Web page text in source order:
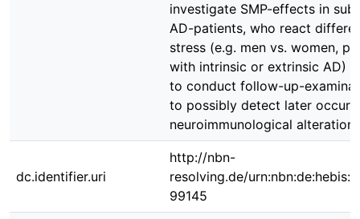
investigate SMP-effects in
AD-patients, who react
stress (e.g. men vs. women,
with intrinsic or extrinsic AD)
to conduct follow-up-
to possibly detect later
neuroimmunological
dc.identifier.uri
http://nbn-
resolving.de/
99145